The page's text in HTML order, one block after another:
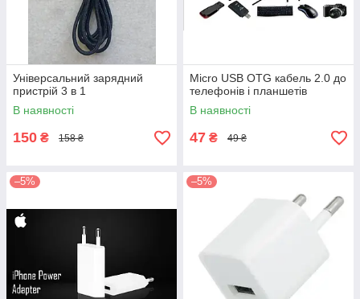
Універсальний зарядний
пристрій 3 в 1
В наявності
150 ₴ 158 ₴
Micro USB OTG кабель 2.0 до
телефонів і планшетів
В наявності
47 ₴ 49 ₴
–5% –5%